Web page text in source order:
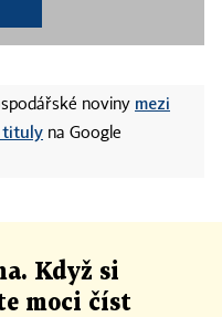
noviny mezi
tituly na Google
Když si
moci číst